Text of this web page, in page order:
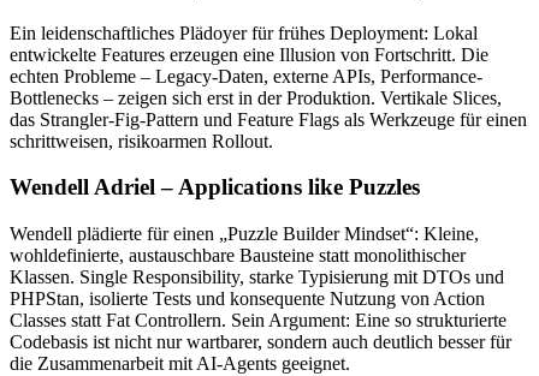
Ein leidenschaftliches Plädoyer für frühes Deployment: Lokal
entwickelte Features erzeugen eine Illusion von Fortschritt. Die
echten Probleme – Legacy-Daten, externe APIs, Performance-
Bottlenecks – zeigen sich erst in der Produktion. Vertikale Slices,
das Strangler-Fig-Pattern und Feature Flags als Werkzeuge für einen
schrittweisen, risikoarmen Rollout.
Wendell Adriel – Applications like Puzzles
Wendell plädierte für einen „Puzzle Builder Mindset“: Kleine,
wohldefinierte, austauschbare Bausteine statt monolithischer
Klassen. Single Responsibility, starke Typisierung mit DTOs und
PHPStan, isolierte Tests und konsequente Nutzung von Action
Classes statt Fat Controllern. Sein Argument: Eine so strukturierte
Codebasis ist nicht nur wartbarer, sondern auch deutlich besser für
die Zusammenarbeit mit AI-Agents geeignet.